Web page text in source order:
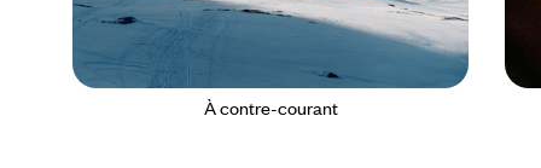
À contre-courant